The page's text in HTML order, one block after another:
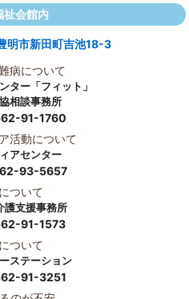
祉会館内
明市新田町吉池18-3
病について
ター「フィット」
相談事務所
91-1760
活動について
アセンター
93-5657
ついて
護支援事務所
91-1573
ついて
ステーション
91-3251